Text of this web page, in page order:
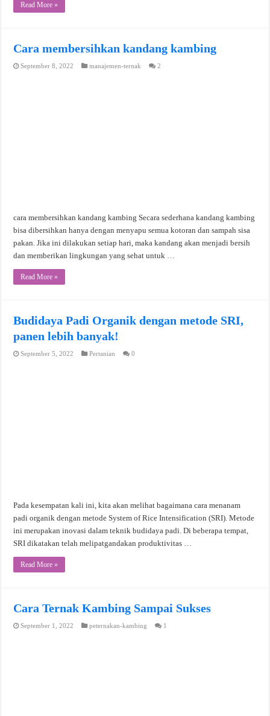
Read More »
Cara membersihkan kandang kambing
September 8, 2022 manajemen-ternak 2
cara membersihkan kandang kambing Secara sederhana kandang kambing
bisa dibersihkan hanya dengan menyapu semua kotoran dan sampah sisa
pakan. Jika ini dilakukan setiap hari, maka kandang akan menjadi bersih
dan memberikan lingkungan yang sehat untuk …
Read More »
Budidaya Padi Organik dengan metode SRI,
panen lebih banyak!
September 5, 2022 Pertanian 0
Pada kesempatan kali ini, kita akan melihat bagaimana cara menanam
padi organik dengan metode System of Rice Intensification (SRI). Metode
ini merupakan inovasi dalam teknik budidaya padi. Di beberapa tempat,
SRI dikatakan telah melipatgandakan produktivitas …
Read More »
Cara Ternak Kambing Sampai Sukses
September 1, 2022 peternakan-kambing 1